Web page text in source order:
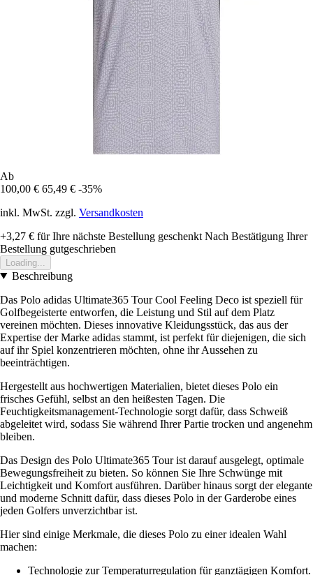
Ab
100,00 € 65,49 € -35%
inkl. MwSt. zzgl. Versandkosten
+3,27 € für Ihre nächste Bestellung geschenkt Nach Bestätigung Ihrer
Bestellung gutgeschrieben
Loading...
Beschreibung
Das Polo adidas Ultimate365 Tour Cool Feeling Deco ist speziell für
Golfbegeisterte entworfen, die Leistung und Stil auf dem Platz
vereinen möchten. Dieses innovative Kleidungsstück, das aus der
Expertise der Marke adidas stammt, ist perfekt für diejenigen, die sich
auf ihr Spiel konzentrieren möchten, ohne ihr Aussehen zu
beeinträchtigen.
Hergestellt aus hochwertigen Materialien, bietet dieses Polo ein
frisches Gefühl, selbst an den heißesten Tagen. Die
Feuchtigkeitsmanagement-Technologie sorgt dafür, dass Schweiß
abgeleitet wird, sodass Sie während Ihrer Partie trocken und angenehm
bleiben.
Das Design des Polo Ultimate365 Tour ist darauf ausgelegt, optimale
Bewegungsfreiheit zu bieten. So können Sie Ihre Schwünge mit
Leichtigkeit und Komfort ausführen. Darüber hinaus sorgt der elegante
und moderne Schnitt dafür, dass dieses Polo in der Garderobe eines
jeden Golfers unverzichtbar ist.
Hier sind einige Merkmale, die dieses Polo zu einer idealen Wahl
machen:
Technologie zur Temperaturregulation für ganztägigen Komfort.